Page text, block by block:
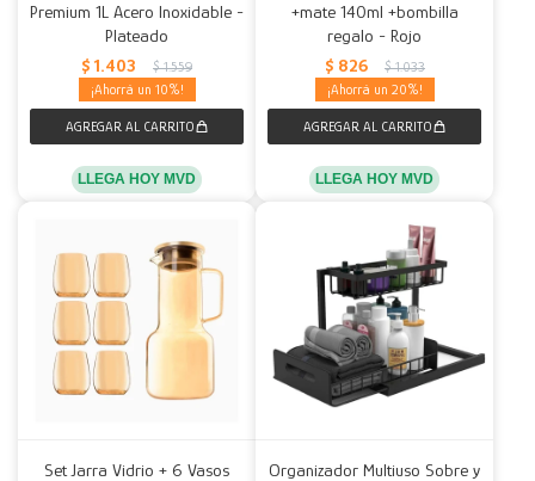
Premium 1L Acero Inoxidable -
Plateado
$ 1.403 $ 1.559
10
LLEGA HOY MVD
+mate 140ml +bombilla
regalo - Rojo
$ 826 $ 1.033
20
LLEGA HOY MVD
Set Jarra Vidrio + 6 Vasos
Organizador Multiuso Sobre y